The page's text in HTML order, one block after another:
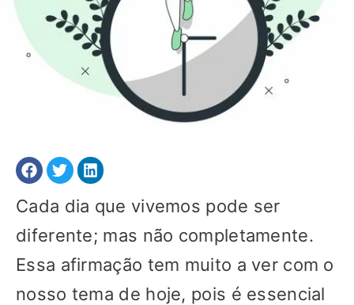
Cada dia que vivemos pode ser
diferente; mas não completamente.
Essa afirmação tem muito a ver com o
nosso tema de hoje, pois é essencial